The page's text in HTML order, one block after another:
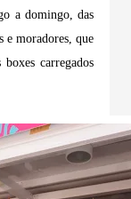
a domingo, das
e moradores, que
carregados